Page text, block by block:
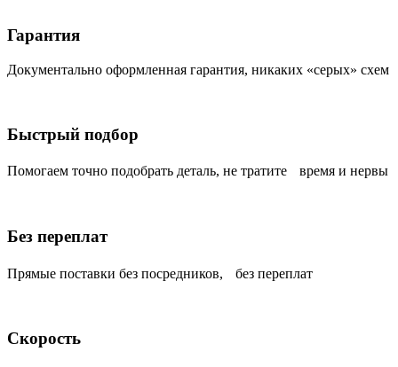
Гарантия
Документально оформленная гарантия, никаких «серых» схем
Быстрый подбор
Помогаем точно подобрать деталь, не тратите время и нервы
Без переплат
Прямые поставки без посредников, без переплат
Скорость